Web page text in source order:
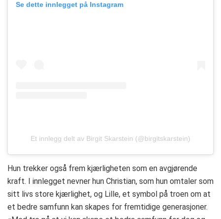
Se dette innlegget på Instagram
Et innlegg delt av Birgit Skarstein (@birgitskarstein)
Hun trekker også frem kjærligheten som en avgjørende
kraft. I innlegget nevner hun Christian, som hun omtaler som
sitt livs store kjærlighet, og Lille, et symbol på troen om at
et bedre samfunn kan skapes for fremtidige generasjoner.